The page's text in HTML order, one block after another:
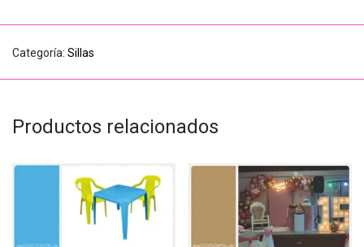
Categoría: Sillas
Productos relacionados